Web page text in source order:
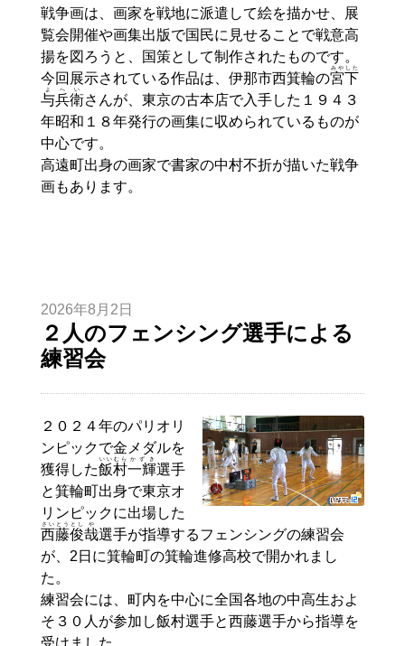
戦争画は、画家を戦地に派遣して絵を描かせ、展
覧会開催や画集出版で国民に見せることで戦意高
揚を図ろうと、国策として制作されたものです。
今回展示されている作品は、伊那市西箕輪の宮下
みやした
与
よ
兵衛
へい
さんが、東京の古本店で入手した１９４３
年昭和１８年発行の画集に収められているものが
中心です。
高遠町出身の画家で書家の中村不折が描いた戦争
画もあります。
2026年8月2日
２人のフェンシング選手による
練習会
２０２４年のパリオリ
ンピックで金メダルを
獲得した飯村
いいむら
一輝
かずき
選手
と箕輪町出身で東京オ
リンピックに出場した
西藤
さいとう
俊
とし
哉
や
選手が指導するフェンシングの練習会
が、2日に箕輪町の箕輪進修高校で開かれまし
た。
練習会には、町内を中心に全国各地の中高生およ
そ３０人が参加し飯村選手と西藤選手から指導を
受けました。